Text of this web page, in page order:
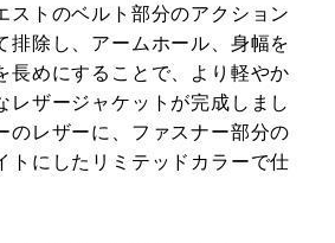
ストのベルト部分のアクション
排除し、アームホール、身幅を
長めにすることで、より軽やか
レザージャケットが完成しまし
のレザーに、ファスナー部分の
トにしたリミテッドカラーで仕